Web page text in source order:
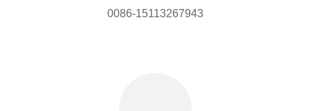
0086-15113267943